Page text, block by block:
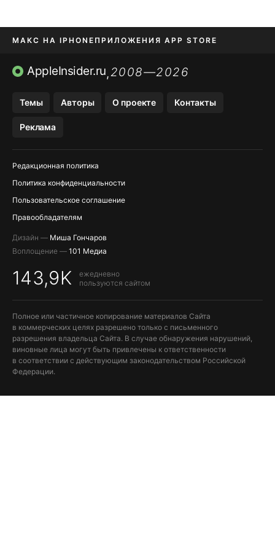
МАКС НА IPHONE ПРИЛОЖЕНИЯ APP STORE
TIKTOK НА IPHONEПРИЛОЖЕНИЯ БЕЗ APP STORE
AppleInsider.ru,2008—2026
Темы Авторы О проекте Контакты
Реклама
Редакционная политика
Политика конфиденциальности
Пользовательское соглашение
Правообладателям
Дизайн — Миша Гончаров
Воплощение — 101 Медиа
143,9K
ежедневно
пользуются сайтом
Полное или частичное копирование материалов Сайта
в коммерческих целях разрешено только с письменного
разрешения владельца Сайта. В случае обнаружения нарушений,
виновные лица могут быть привлечены к ответственности
в соответствии с действующим законодательством Российской
Федерации.